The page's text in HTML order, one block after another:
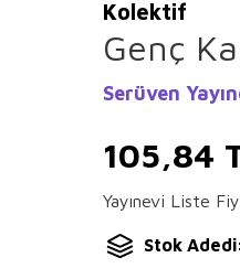
Kolektif
Genç
Serüven
105,84
Yayınevi Liste
Stok